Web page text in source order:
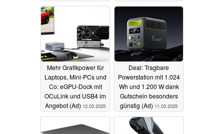
Mehr Grafikpower für
Laptops, Mini-PCs und
Co: eGPU-Dock mit
OCuLink und USB4 im
Angebot (Ad) 12.03.2025
Deal: Tragbare
Powerstation mit 1.024
Wh und 1.200 W dank
Gutschein besonders
günstig (Ad) 11.03.2025